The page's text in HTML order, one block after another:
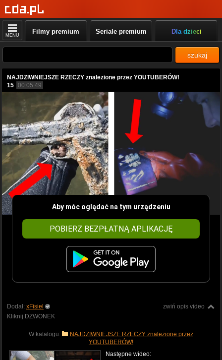
MENU Filmy premium Seriale premium Dla dzieci
szukaj
NAJDZIWNIEJSZE RZECZY znalezione przez YOUTUBERÓW!
15 00:05:49
Aby móc oglądać na tym urządzeniu
POBIERZ BEZPŁATNĄ APLIKACJĘ
zwiń opis video
Dodał: xFisiel
Kliknij DZWONEK
W katalogu:
NAJDZIWNIEJSZE RZECZY znalezione przez
YOUTUBERÓW!
Następne wideo: